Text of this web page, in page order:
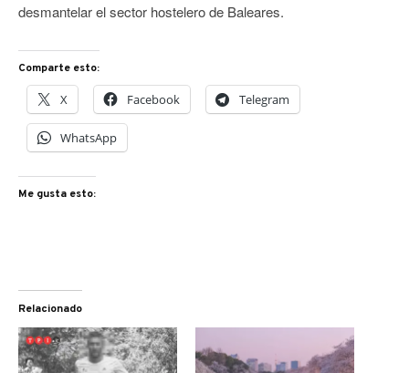
desmantelar el sector hostelero de Baleares.
Comparte esto:
X Facebook Telegram
WhatsApp
Me gusta esto:
Relacionado